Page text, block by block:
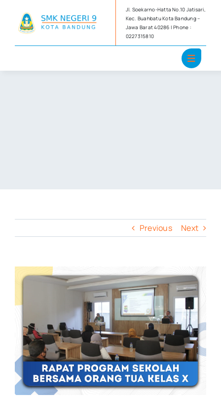
content
Jl. Soekarno-Hatta No.10 Jatisari,
Kec. Buahbatu Kota Bandung –
Jawa Barat 40286 | Phone :
0227315810
Previous Next
View